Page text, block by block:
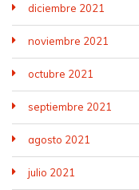
diciembre 2021
noviembre 2021
octubre 2021
septiembre 2021
agosto 2021
julio 2021